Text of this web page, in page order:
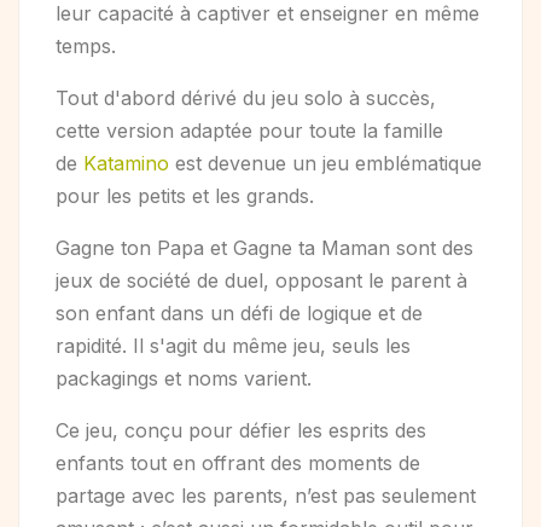
leur capacité à captiver et enseigner en même
temps.
Tout d'abord dérivé du jeu solo à succès,
cette version adaptée pour toute la famille
de Katamino est devenue un jeu emblématique
pour les petits et les grands.
Gagne ton Papa et Gagne ta Maman sont des
jeux de société de duel, opposant le parent à
son enfant dans un défi de logique et de
rapidité. Il s'agit du même jeu, seuls les
packagings et noms varient.
Ce jeu, conçu pour défier les esprits des
enfants tout en offrant des moments de
partage avec les parents, n’est pas seulement